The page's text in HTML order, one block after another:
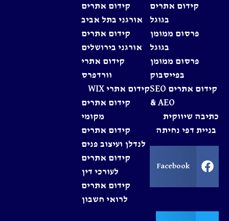
קידום אתרים
בגוגל
פרסום ממומן
בגוגל
פרסום ממומן
בפייסבוק
קידום אתרים SEO
& AEO
כתיבה שיווקית
בניית דפי נחיתה
Facebook
קידום אתרים
אורגני בתל אביב
קידום אתרים
אורגני בירושלים
קידום אתרי
וורדפרס
קידום אתרי WIX
קידום אתרים
מקומי
קידום אתרים
לנדלן ועיצוב פנים
קידום אתרים
לעורכי דין
קידום אתרים
לרואי חשבון